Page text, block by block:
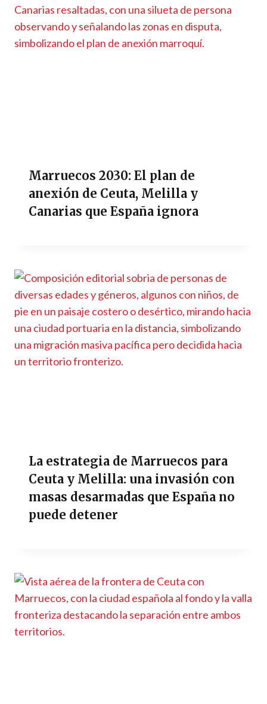
Marruecos 2030: El plan de
anexión de Ceuta, Melilla y
Canarias que España ignora
La estrategia de Marruecos para
Ceuta y Melilla: una invasión con
masas desarmadas que España no
puede detener